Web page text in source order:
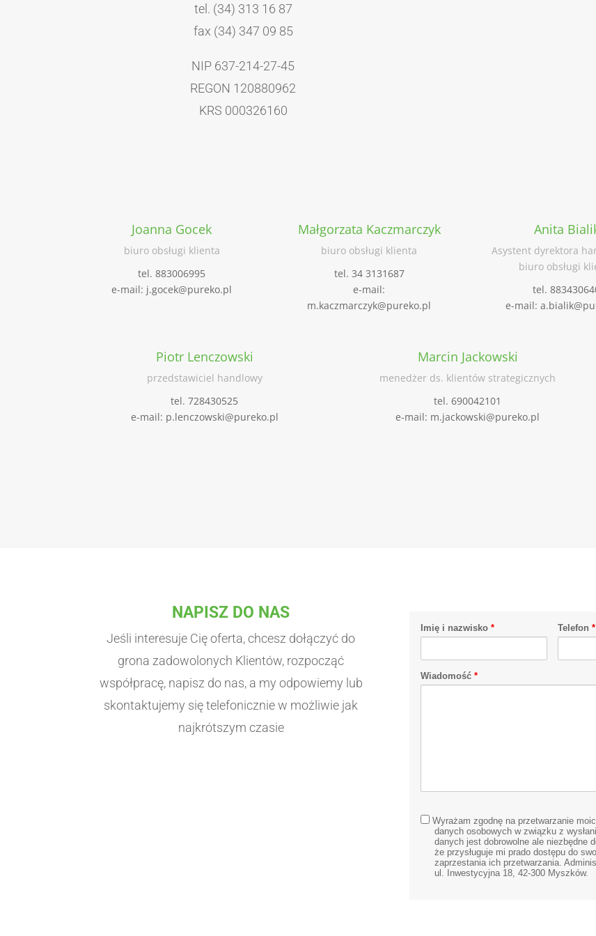
tel. (34) 313 16 87
fax (34) 347 09 85
NIP 637-214-27-45
REGON 120880962
KRS 000326160
Joanna Gocek
biuro obsługi klienta
tel. 883006995
e-mail: j.gocek@pureko.pl
Małgorzata Kaczmarczyk
biuro obsługi klienta
tel. 34 3131687
e-mail:
m.kaczmarczyk@pureko.pl
Anita
Asystent dyrektora
biuro obsługi
tel.
e-mail:
Piotr Lenczowski
przedstawiciel handlowy
tel. 728430525
e-mail: p.lenczowski@pureko.pl
Marcin Jackowski
menedżer ds. klientów strategicznych
tel. 690042101
e-mail: m.jackowski@pureko.pl
NAPISZ DO NAS
Jeśli interesuje Cię oferta, chcesz dołączyć do
grona zadowolonych Klientów, rozpocząć
współpracę, napisz do nas, a my odpowiemy lub
skontaktujemy się telefonicznie w możliwie jak
najkrótszym czasie
Imię i nazwisko* Telefon *
Wiadomość*
rodoWyrażam zgodnę na przetwarzanie
danych osobowych w związku z
danych jest dobrowolne ale niezbędne
że przysługuje mi prado dostępu do
zaprzestania ich przetwarzania.
ul. Inwestycyjna 18, 42-300 Myszków.